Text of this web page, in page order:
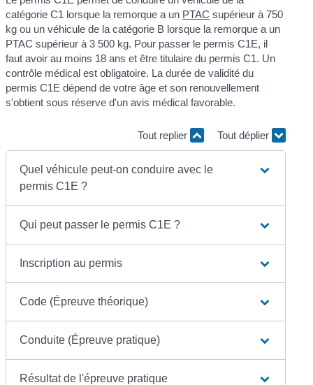
catégorie C1 lorsque la remorque a un PTAC supérieur à 750
kg ou un véhicule de la catégorie B lorsque la remorque a un
PTAC supérieur à 3 500 kg. Pour passer le permis C1E, il
faut avoir au moins 18 ans et être titulaire du permis C1. Un
contrôle médical est obligatoire. La durée de validité du
permis C1E dépend de votre âge et son renouvellement
s'obtient sous réserve d'un avis médical favorable.
Tout replier Tout déplier
Quel véhicule peut-on conduire avec le
permis C1E ?
Qui peut passer le permis C1E ?
Inscription au permis
Code (Épreuve théorique)
Conduite (Épreuve pratique)
Résultat de l'épreuve pratique